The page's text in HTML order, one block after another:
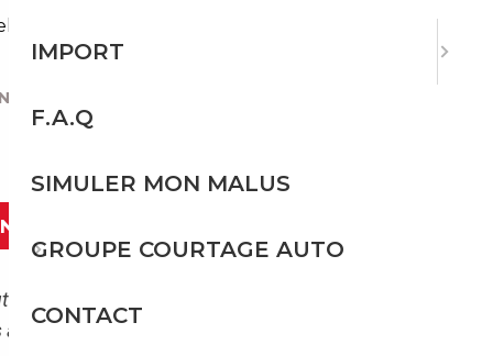
économie sur le prix d'achat.
FRANCE ?
d’avantages. L’économie est même
aucun malus écologique. Retrouvez en
IMPORT
F.A.Q
SIMULER MON MALUS
GROUPE COURTAGE AUTO
CONTACT